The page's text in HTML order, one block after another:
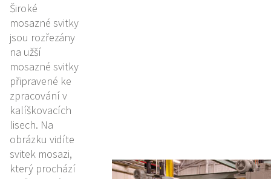
Široké
mosazné svitky
jsou rozřezány
na užší
mosazné svitky
připravené ke
zpracování v
kalíškovacích
lisech. Na
obrázku vidíte
svitek mosazi,
který prochází